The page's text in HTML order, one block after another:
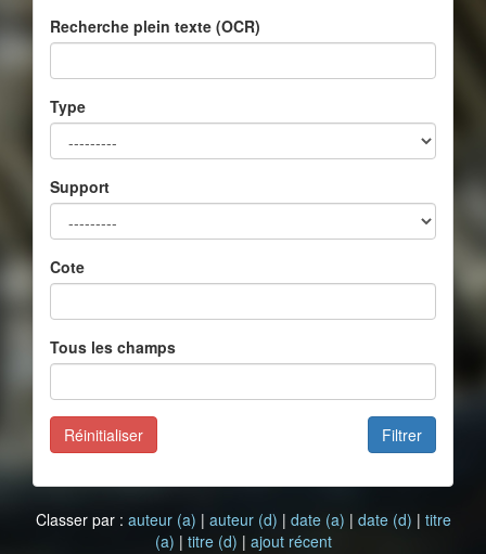
Recherche plein texte (OCR)
Type
Support
Cote
Tous les champs
Filtrer
Réinitialiser
Classer par : auteur (a) | auteur (d) | date (a) | date (d) | titre
(a) | titre (d) | ajout récent